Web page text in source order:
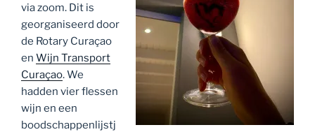
via zoom. Dit is
georganiseerd door
de Rotary Curaçao
en Wijn Transport
Curaçao. We
hadden vier flessen
wijn en een
boodschappenlijstj